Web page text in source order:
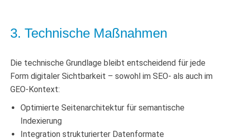
3. Technische Maßnahmen
Die technische Grundlage bleibt entscheidend für jede
Form digitaler Sichtbarkeit – sowohl im SEO- als auch im
GEO-Kontext:
Optimierte Seitenarchitektur für semantische
Indexierung
Integration strukturierter Datenformate